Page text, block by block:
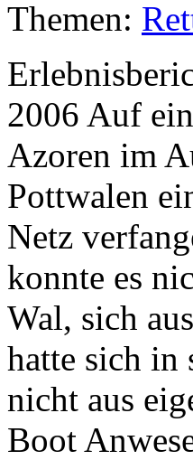
Themen:
2006 Auf
Azoren im
Pottwalen
Netz
konnte es
Wal, sich
hatte sich in
nicht aus
Boot